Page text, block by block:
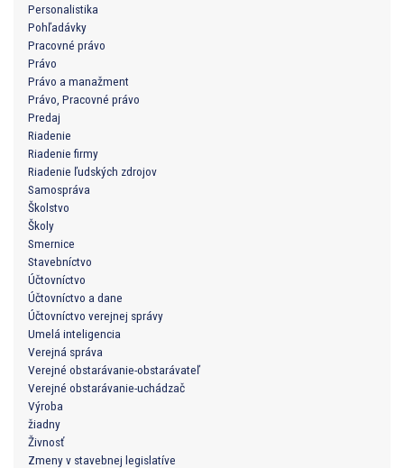
Personalistika
Pohľadávky
Pracovné právo
Právo
Právo a manažment
Právo, Pracovné právo
Predaj
Riadenie
Riadenie firmy
Riadenie ľudských zdrojov
Samospráva
Školstvo
Školy
Smernice
Stavebníctvo
Účtovníctvo
Účtovníctvo a dane
Účtovníctvo verejnej správy
Umelá inteligencia
Verejná správa
Verejné obstarávanie-obstarávateľ
Verejné obstarávanie-uchádzač
Výroba
žiadny
Živnosť
Zmeny v stavebnej legislatíve